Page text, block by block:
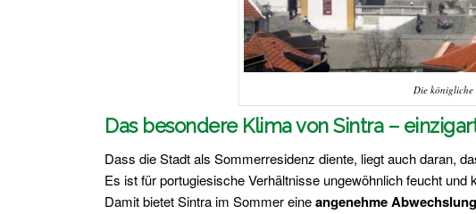
Die königliche
Das besondere Klima von Sintra –
Dass die Stadt als Sommerresidenz diente, liegt auch daran,
Es ist für portugiesische Verhältnisse ungewöhnlich feucht und
Damit bietet Sintra im Sommer eineangenehme